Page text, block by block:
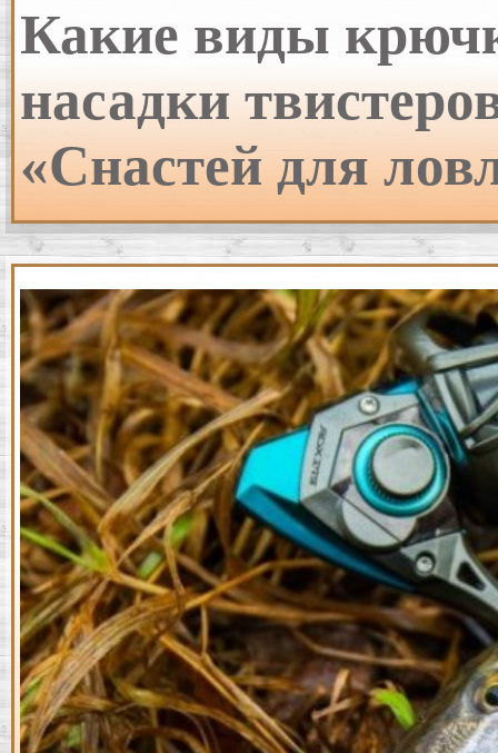
Какие виды
насадки
«Снастей для